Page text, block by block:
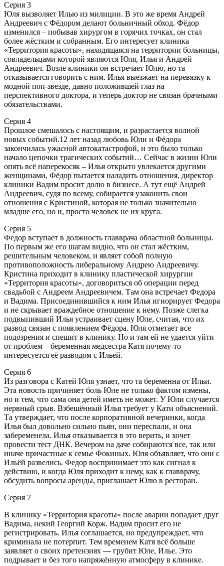
Серия 3
Юля вызволяет Илью из милиции. В это же время Андрей
Андреевич с Фёдором делают больничный обход. Фёдор
изменился – побывав хирургом в горячих точках, он стал
более жёстким и собранным. Его интересует клиника
«Территория красоты», находящаяся на территории больницы,
совладельцами которой являются Юля, Илья и Андрей
Андреевич. Возле клиники он встречает Юлю, но та
отказывается говорить с ним. Илья выезжает на перевязку к
модной поп-звезде, давно положившей глаз на
перспективного доктора, и теперь доктор не связан брачными
обязательствами.
Серия 4
Прошлое смешалось с настоящим, и разрастается волной
новых событий.12 лет назад любовь Юли и Фёдора
закончилась ужасной автокатастрофой, и это было только
начало цепочки трагических событий… Сейчас в жизни Юли
опять всё наперекосяк – Илья открыто увлекается другими
женщинами, Фёдор пытается наладить отношения, директор
клиники Вадим просит долю в бизнесе. А тут ещё Андрей
Андреевич, судя по всему, собирается узаконить свои
отношения с Кристиной, которая не только значительно
младше его, но и, просто человек не их круга.
Серия 5
Федор вступает в должность главврача областной больницы.
По первым же его шагам видно, что он стал жёстким,
решительным человеком, и являет собой полную
противоположность либеральному Андрею Андреевичу.
Кристина приходит в клинику пластической хирургии
«Территория красоты», договориться об операции перед
свадьбой с Андреем Андреевичем. Там она встречает Федора
и Вадима. Присоединившийся к ним Илья игнорирует Федора
и не скрывает враждебное отношение к нему. Позже слегка
подвыпивший Илья устраивает сцену Юле, считая, что их
развод связан с появлением Фёдора. Юля отметает все
подозрения и спешит в клинику. Но и там ей не удается уйти
от проблем – беременная медсестра Катя почему-то
интересуется её разводом с Ильей.
Серия 6
Из разговора с Катей Юля узнает, что та беременна от Ильи.
Эта новость причиняет боль Юле не только фактом измены,
но и тем, что сама она детей иметь не может. У Юли случается
нервный срыв. Взбешённый Илья требует у Кати объяснений.
Та утверждает, что после корпоративной вечеринки, когда
Илья был довольно сильно пьян, они переспали, и она
забеременела. Илья отказывается в это верить, и хочет
провести тест ДНК. Вечером на даче собираются все, так или
иначе причастные к семье Фокиных. Юля объявляет, что они с
Ильёй развелись. Федор воспринимает это как сигнал к
действию, и когда Юля приходит к нему, как к главврачу,
обсудить вопросы аренды, приглашает Юлю в ресторан.
Серия 7
В клинику «Территория красоты» после аварии попадает друг
Вадима, некий Георгий Корж. Вадим просит его не
регистрировать. Илья соглашается, но предупреждает, что
криминала не потерпит. Тем временем Катя всё больше
заявляет о своих претензиях — грубит Юле, Илье. Это
подрывает и без того напряжённую атмосферу в клинике.